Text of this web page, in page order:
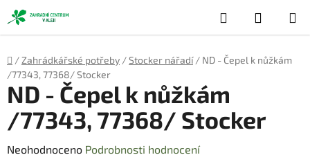
Přejít
na
obsah
Hledat
KOŠÍK
Domů
/ Zahrádkářské potřeby /Stocker nářadí / ND - Čepel k nůžkám
/77343, 77368/ Stocker
ND - Čepel k nůžkám
/77343, 77368/ Stocker
Průměrné
Neohodnoceno Podrobnosti hodnocení